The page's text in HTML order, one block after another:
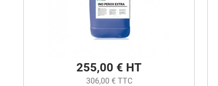
255,00 € HT
306,00 € TTC